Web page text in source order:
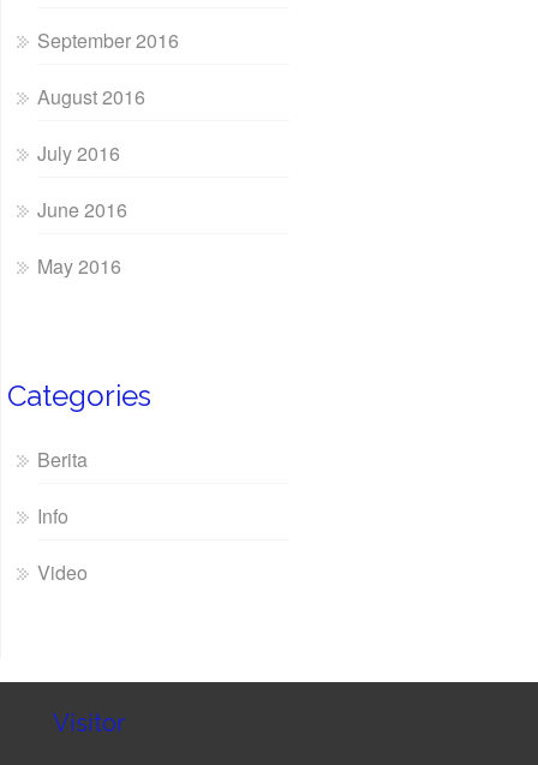
September 2016
August 2016
July 2016
June 2016
May 2016
Categories
Berita
Info
Video
Visitor